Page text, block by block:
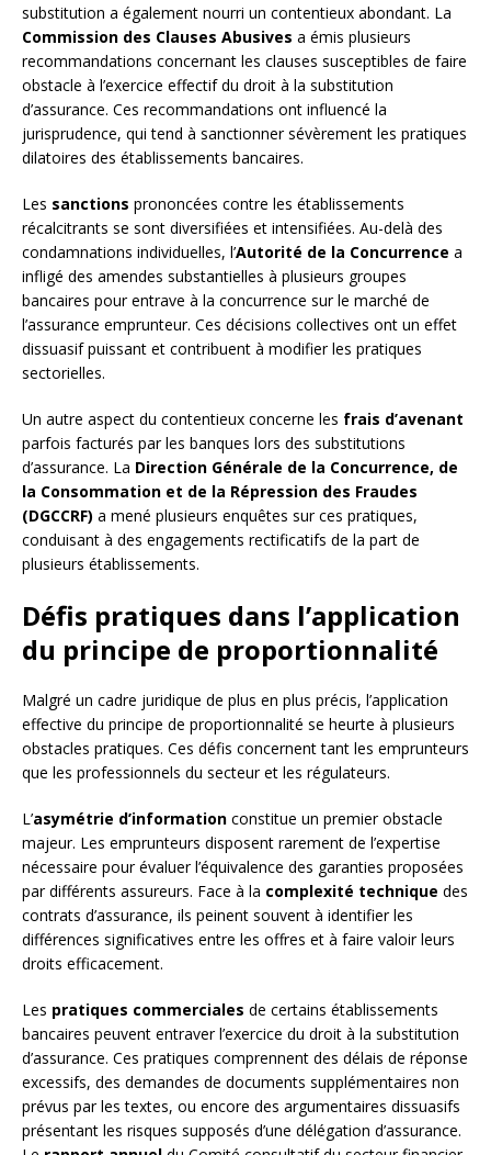
substitution a également nourri un contentieux abondant. La
Commission des Clauses Abusives a émis plusieurs
recommandations concernant les clauses susceptibles de faire
obstacle à l’exercice effectif du droit à la substitution
d’assurance. Ces recommandations ont influencé la
jurisprudence, qui tend à sanctionner sévèrement les pratiques
dilatoires des établissements bancaires.
Les sanctions prononcées contre les établissements
récalcitrants se sont diversifiées et intensifiées. Au-delà des
condamnations individuelles, l’Autorité de la Concurrence a
infligé des amendes substantielles à plusieurs groupes
bancaires pour entrave à la concurrence sur le marché de
l’assurance emprunteur. Ces décisions collectives ont un effet
dissuasif puissant et contribuent à modifier les pratiques
sectorielles.
Un autre aspect du contentieux concerne les frais d’avenant
parfois facturés par les banques lors des substitutions
d’assurance. La Direction Générale de la Concurrence, de
la Consommation et de la Répression des Fraudes
(DGCCRF) a mené plusieurs enquêtes sur ces pratiques,
conduisant à des engagements rectificatifs de la part de
plusieurs établissements.
Défis pratiques dans l’application
du principe de proportionnalité
Malgré un cadre juridique de plus en plus précis, l’application
effective du principe de proportionnalité se heurte à plusieurs
obstacles pratiques. Ces défis concernent tant les emprunteurs
que les professionnels du secteur et les régulateurs.
L’asymétrie d’information constitue un premier obstacle
majeur. Les emprunteurs disposent rarement de l’expertise
nécessaire pour évaluer l’équivalence des garanties proposées
par différents assureurs. Face à la complexité technique des
contrats d’assurance, ils peinent souvent à identifier les
différences significatives entre les offres et à faire valoir leurs
droits efficacement.
Les pratiques commerciales de certains établissements
bancaires peuvent entraver l’exercice du droit à la substitution
d’assurance. Ces pratiques comprennent des délais de réponse
excessifs, des demandes de documents supplémentaires non
prévus par les textes, ou encore des argumentaires dissuasifs
présentant les risques supposés d’une délégation d’assurance.